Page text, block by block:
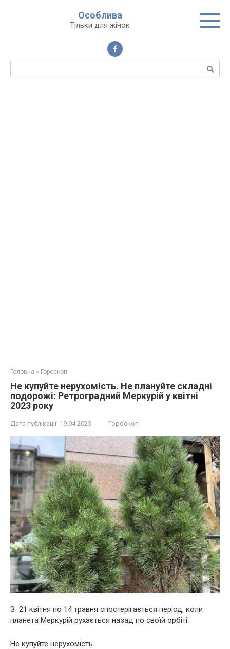
Особлива
Тільки для жінок
Пошук:
Головна » Гороскоп
Не купуйте нерухомість. Не плануйте складні
подорожі: Ретроградний Меркурій у квітні
2023 року
Дата публікації: 19.04.2023 Гороскоп
З 21 квітня по 14 травня спостерігається період, коли
планета Меркурій рухається назад по своїй орбіті.
Не купуйте нерухомість.